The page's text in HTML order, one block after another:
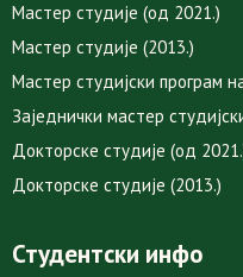
Мастер студије (од 2021.)
Мастер студије (2013.)
Мастер студијски програм
Заједнички мастер
Докторске студије (од
Докторске студије (2013.)
Студентски инфо